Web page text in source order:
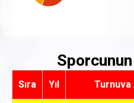
Sıra Yıl Turnuva